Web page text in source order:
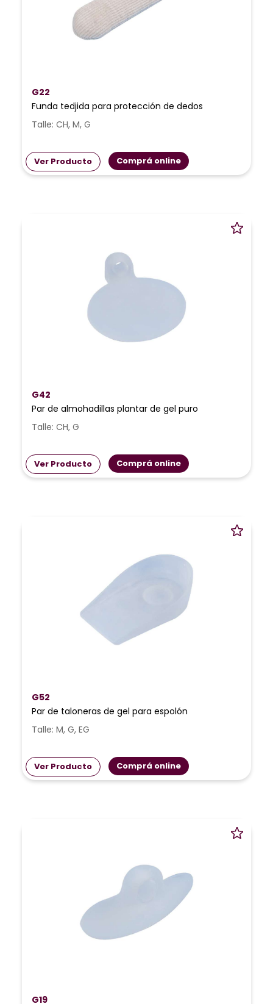
G22
Funda tedjida para protección de dedos
Talle: CH, M, G
Ver Producto Comprá online
G42
Par de almohadillas plantar de gel puro
Talle: CH, G
Ver Producto Comprá online
G52
Par de taloneras de gel para espolón
Talle: M, G, EG
Ver Producto Comprá online
G19